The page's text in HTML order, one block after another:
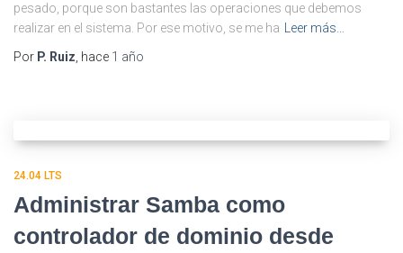
pesado, porque son bastantes las operaciones que debemos
realizar en el sistema. Por ese motivo, se me ha Leer más…
Por P. Ruiz, hace 1 año
24.04 LTS
Administrar Samba como
controlador de dominio desde